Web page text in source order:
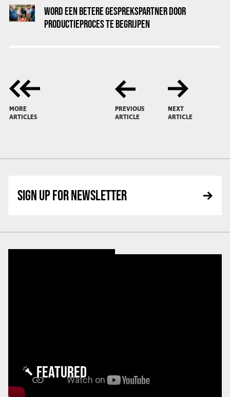
WORD EEN BETERE GESPREKSPARTNER DOOR
PRODUCTIEPROCES TE BEGRIJPEN
MORE
ARTICLES
PREVIOUS
ARTICLE
NEXT
ARTICLE
SIGN UP FOR NEWSLETTER
FEATURED